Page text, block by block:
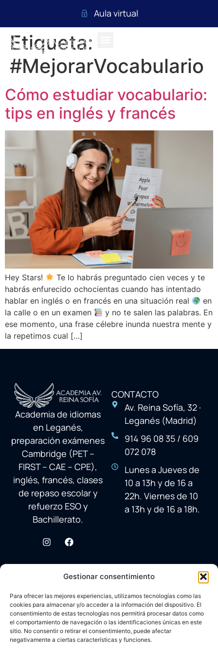
Gestionar consentimiento
Para ofrecer las mejores experiencias, utilizamos tecnologías como las
cookies para almacenar y/o acceder a la información del dispositivo. El
consentimiento de estas tecnologías nos permitirá procesar datos como
el comportamiento de navegación o las identificaciones únicas en este
sitio. No consentir o retirar el consentimiento, puede afectar
negativamente a ciertas características y funciones.
Aula virtual
Etiqueta:
#MejorarVocabulario
Cómo estudiar vocabulario:
tips en inglés y francés
Hey Stars!
Te lo habrás preguntado cien veces y te
habrás enfurecido ochocientas cuando has intentado
hablar en inglés o en francés en una situación real
en
la calle o en un examen
y no te salen las palabras. En
ese momento, una frase célebre inunda nuestra mente y
la repetimos cual […]
Academia de idiomas
en Leganés,
preparación exámenes
Cambridge (PET –
FIRST – CAE – CPE),
inglés, francés, clases
de repaso escolar y
refuerzo ESO y
Bachillerato.
CONTACTO
Av. Reina Sofía, 32 ·
Leganés (Madrid)
914 96 08 35 / 609
072 078
Lunes a Jueves de
10 a 13h y de 16 a
22h. Viernes de 10
a 13h y de 16 a 18h.